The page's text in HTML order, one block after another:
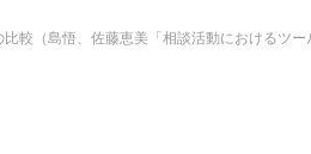
較（島悟、佐藤恵美「相談活動におけるツ